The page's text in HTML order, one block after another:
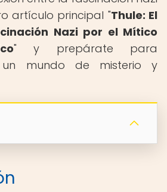
artículo principal "Thule: El
Nazi por el Mítico
" y prepárate para
mundo de misterio y